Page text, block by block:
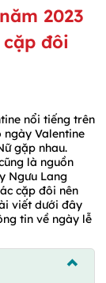
2023
đôi
nổi tiếng trên
ngày Valentine
gặp nhau.
là nguồn
Ngưu Lang
cặp đôi nên
viết dưới đây
tin về ngày lễ